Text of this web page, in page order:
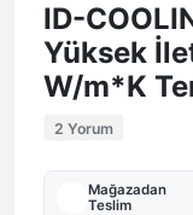
ID-
Yüksek
W/m*K
2 Yorum
Mağazadan
Teslim